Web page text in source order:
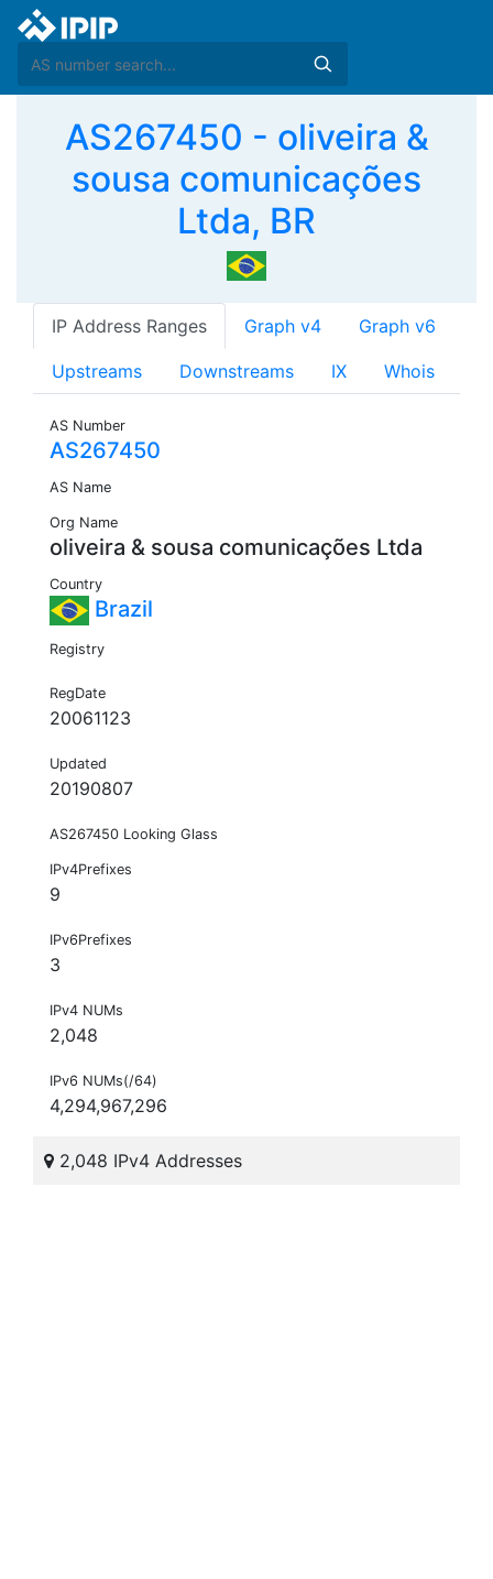
AS267450 - oliveira &
sousa comunicações
Ltda, BR
IP Address Ranges Graph v4 Graph v6
Upstreams Downstreams IX Whois
AS Number
AS267450
AS Name
Org Name
oliveira & sousa comunicações Ltda
Country
Brazil
Registry
RegDate
20061123
Updated
20190807
AS267450 Looking Glass
IPv4Prefixes
9
IPv6Prefixes
3
IPv4 NUMs
2,048
IPv6 NUMs(/64)
4,294,967,296
2,048 IPv4 Addresses